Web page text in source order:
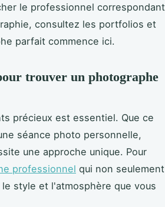
le professionnel correspondant
consultez les portfolios et
parfait commence ici.
trouver un photographe
précieux est essentiel. Que ce
séance photo personnelle,
une approche unique. Pour
professionnel qui non seulement
style et l'atmosphère que vous